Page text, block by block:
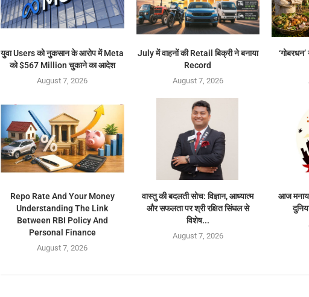
युवा Users को नुकसान के आरोप में Meta
को $567 Million चुकाने का आदेश
August 7, 2026
July में वाहनों की Retail बिक्री ने बनाया
Record
August 7, 2026
Repo Rate And Your Money
Understanding The Link
Between RBI Policy And
Personal Finance
August 7, 2026
वास्तु की बदलती सोच: विज्ञान, आध्यात्म
और सफलता पर श्री रक्षित सिंघल से
विशेष...
August 7, 2026
आज